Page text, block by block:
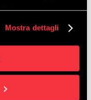
Mostra dettagli
andare